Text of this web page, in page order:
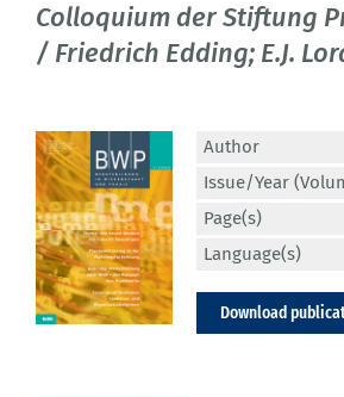
Colloquium der Stiftung
/ Friedrich Edding; E.J.
Author
Issue/Year
Page(s)
Language(s)
Download